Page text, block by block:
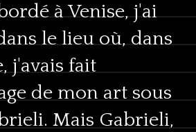
à Venise, j'ai
le lieu où, dans
j'avais fait
de mon art sous
Mais Gabrieli,